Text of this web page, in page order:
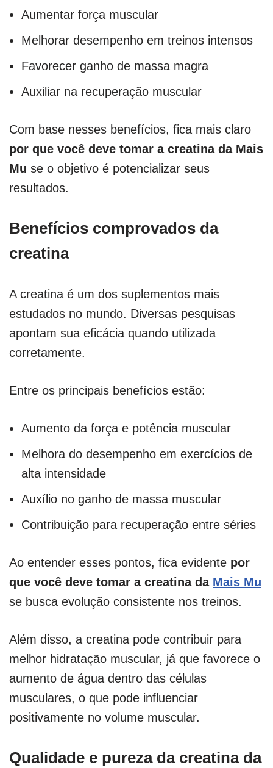
Aumentar força muscular
Melhorar desempenho em treinos intensos
Favorecer ganho de massa magra
Auxiliar na recuperação muscular
Com base nesses benefícios, fica mais claro
por que você deve tomar a creatina da Mais
Mu se o objetivo é potencializar seus
resultados.
Benefícios comprovados da
creatina
A creatina é um dos suplementos mais
estudados no mundo. Diversas pesquisas
apontam sua eficácia quando utilizada
corretamente.
Entre os principais benefícios estão:
Aumento da força e potência muscular
Melhora do desempenho em exercícios de
alta intensidade
Auxílio no ganho de massa muscular
Contribuição para recuperação entre séries
Ao entender esses pontos, fica evidente por
que você deve tomar a creatina da Mais Mu
se busca evolução consistente nos treinos.
Além disso, a creatina pode contribuir para
melhor hidratação muscular, já que favorece o
aumento de água dentro das células
musculares, o que pode influenciar
positivamente no volume muscular.
Qualidade e pureza da creatina da